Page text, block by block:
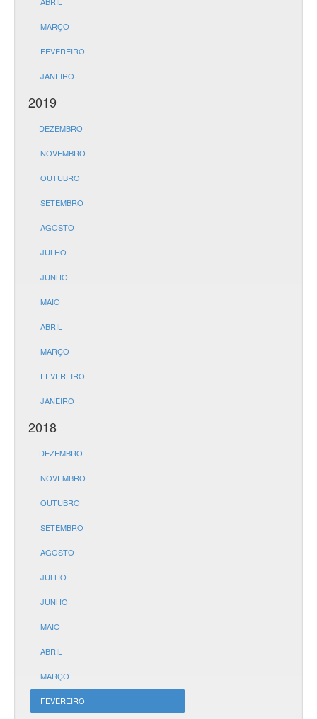
MARÇO
FEVEREIRO
JANEIRO
2019
DEZEMBRO
NOVEMBRO
OUTUBRO
SETEMBRO
AGOSTO
JULHO
JUNHO
MAIO
ABRIL
MARÇO
FEVEREIRO
JANEIRO
2018
DEZEMBRO
NOVEMBRO
OUTUBRO
SETEMBRO
AGOSTO
JULHO
JUNHO
MAIO
ABRIL
MARÇO
FEVEREIRO